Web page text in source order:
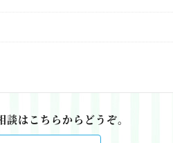
はこちらからどうぞ。